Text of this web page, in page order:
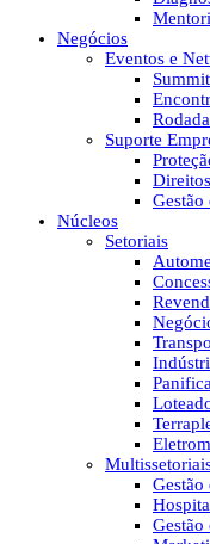
Negócios
Eventos e
Suporte
Núcleos
Setoriais
Gestão